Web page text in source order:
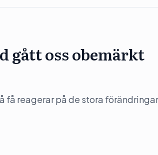
gått oss obemärkt
få reagerar på de stora